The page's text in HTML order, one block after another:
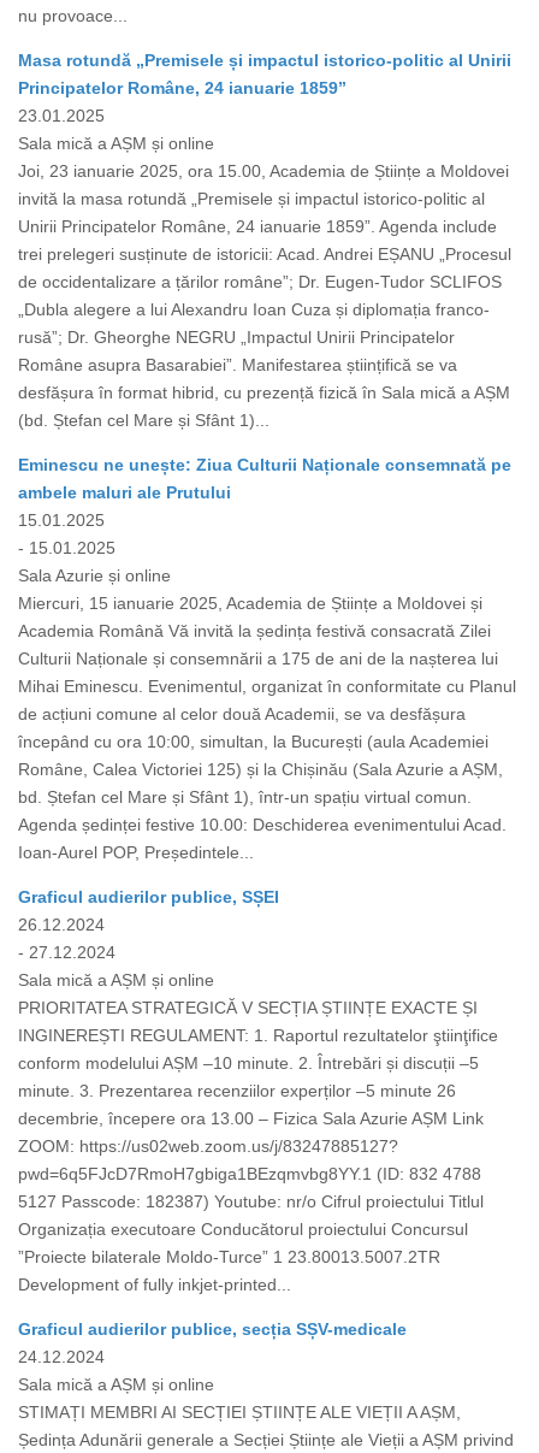
nu provoace...
Masa rotundă „Premisele și impactul istorico-politic al Unirii
Principatelor Române, 24 ianuarie 1859”
23.01.2025
Sala mică a AȘM și online
Joi, 23 ianuarie 2025, ora 15.00, Academia de Științe a Moldovei
invită la masa rotundă „Premisele și impactul istorico-politic al
Unirii Principatelor Române, 24 ianuarie 1859”. Agenda include
trei prelegeri susținute de istoricii: Acad. Andrei EȘANU „Procesul
de occidentalizare a țărilor române”; Dr. Eugen-Tudor SCLIFOS
„Dubla alegere a lui Alexandru Ioan Cuza și diplomația franco-
rusă”; Dr. Gheorghe NEGRU „Impactul Unirii Principatelor
Române asupra Basarabiei”. Manifestarea științifică se va
desfășura în format hibrid, cu prezență fizică în Sala mică a AȘM
(bd. Ștefan cel Mare și Sfânt 1)...
Eminescu ne unește: Ziua Culturii Naționale consemnată pe
ambele maluri ale Prutului
15.01.2025
- 15.01.2025
Sala Azurie și online
Miercuri, 15 ianuarie 2025, Academia de Științe a Moldovei și
Academia Română Vă invită la ședința festivă consacrată Zilei
Culturii Naționale și consemnării a 175 de ani de la nașterea lui
Mihai Eminescu. Evenimentul, organizat în conformitate cu Planul
de acțiuni comune al celor două Academii, se va desfășura
începând cu ora 10:00, simultan, la București (aula Academiei
Române, Calea Victoriei 125) și la Chișinău (Sala Azurie a AȘM,
bd. Ștefan cel Mare și Sfânt 1), într-un spațiu virtual comun.
Agenda ședinței festive 10.00: Deschiderea evenimentului Acad.
Ioan-Aurel POP, Președintele...
Graficul audierilor publice, SȘEI
26.12.2024
- 27.12.2024
Sala mică a AȘM și online
PRIORITATEA STRATEGICĂ V SECȚIA ȘTIINȚE EXACTE ȘI
INGINEREȘTI REGULAMENT: 1. Raportul rezultatelor ştiinţifice
conform modelului AȘM –10 minute. 2. Întrebări și discuții –5
minute. 3. Prezentarea recenziilor experților –5 minute 26
decembrie, începere ora 13.00 – Fizica Sala Azurie AȘM Link
ZOOM: https://us02web.zoom.us/j/83247885127?
pwd=6q5FJcD7RmoH7gbiga1BEzqmvbg8YY.1 (ID: 832 4788
5127 Passcode: 182387) Youtube: nr/o Cifrul proiectului Titlul
Organizația executoare Conducătorul proiectului Concursul
”Proiecte bilaterale Moldo-Turce” 1 23.80013.5007.2TR
Development of fully inkjet-printed...
Graficul audierilor publice, secția SȘV-medicale
24.12.2024
Sala mică a AȘM și online
STIMAȚI MEMBRI AI SECȚIEI ȘTIINȚE ALE VIEȚII A AȘM,
Ședința Adunării generale a Secției Științe ale Vieții a AȘM privind